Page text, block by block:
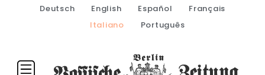
Deutsch English Español
Français
Italiano
Português